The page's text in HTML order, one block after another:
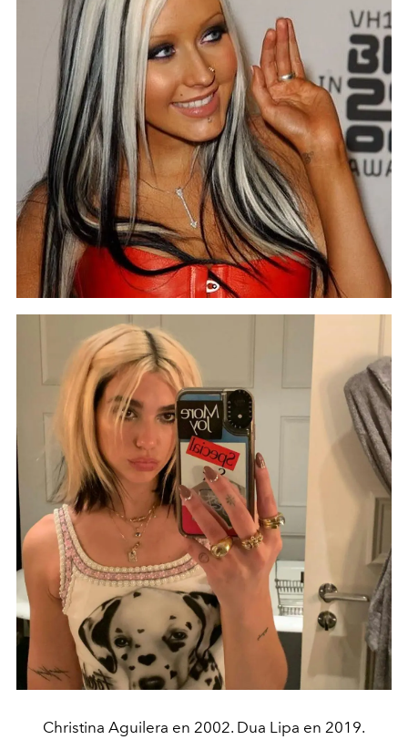
Christina Aguilera en 2002. Dua Lipa en 2019.